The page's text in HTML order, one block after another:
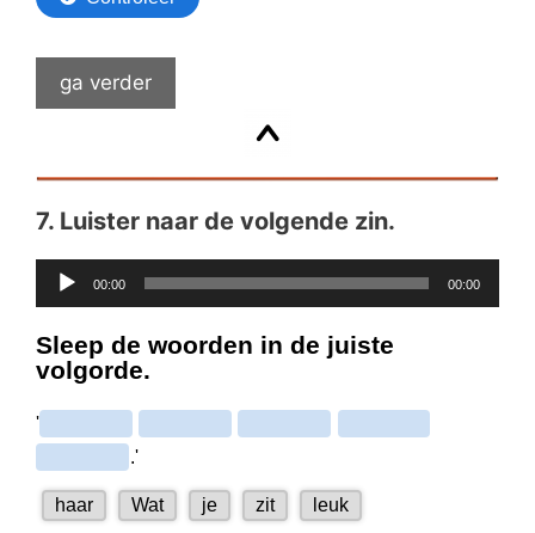
ga verder
7. Luister naar de volgende zin.
Audiospeler
00:00 00:00